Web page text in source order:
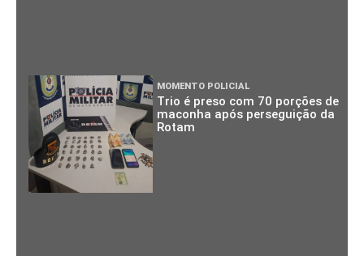
MOMENTO POLICIAL
Trio é preso com 70 porções de
maconha após perseguição da
Rotam